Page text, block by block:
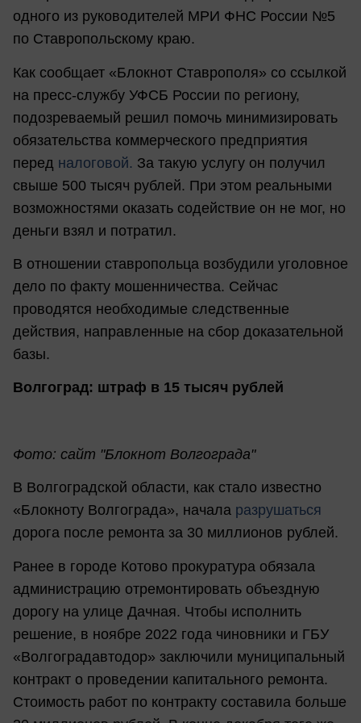
одного из руководителей МРИ ФНС России №5
по Ставропольскому краю.
Как сообщает «Блокнот Ставрополя» со ссылкой
на пресс-службу УФСБ России по региону,
подозреваемый решил помочь минимизировать
обязательства коммерческого предприятия
перед налоговой. За такую услугу он получил
свыше 500 тысяч рублей. При этом реальными
возможностями оказать содействие он не мог, но
деньги взял и потратил.
В отношении ставропольца возбудили уголовное
дело по факту мошенничества. Сейчас
проводятся необходимые следственные
действия, направленные на сбор доказательной
базы.
Волгоград: штраф в 15 тысяч рублей
Фото: сайт "Блокнот Волгограда"
В Волгоградской области, как стало известно
«Блокноту Волгограда», начала разрушаться
дорога после ремонта за 30 миллионов рублей.
Ранее в городе Котово прокуратура обязала
администрацию отремонтировать объездную
дорогу на улице Дачная. Чтобы исполнить
решение, в ноябре 2022 года чиновники и ГБУ
«Волгоградавтодор» заключили муниципальный
контракт о проведении капитального ремонта.
Стоимость работ по контракту составила больше